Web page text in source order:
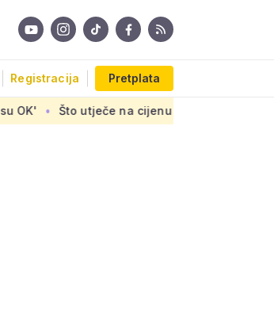
Registracija Pretplata
Što utječe na cijenu uređaja za pročišćavanje